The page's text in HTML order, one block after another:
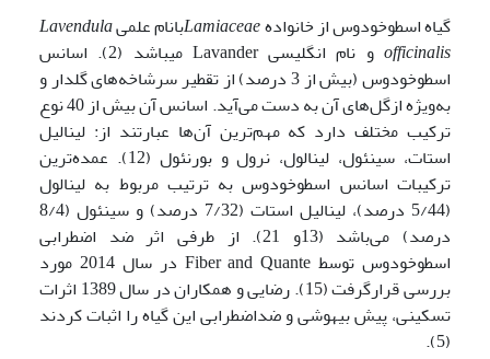
گیاه اسطوخودوس از خانوادهLamiaceaeبانام علمیLavendula
officinalis
و نام انگلیسی Lavander می­باشد (2). اسانس
اسطوخودوس (بیش از 3 درصد) از تقطیر سرشاخه‌های گلدار و
به‌ویژه ازگل‌های آن به دست می‌آید. اسانس آن بیش از 40 نوع
ترکیب مختلف دارد که مهم‌ترین آن‌ها عبارتند از: لینالیل
استات، سینئول، لینالول، نرول و بورنئول (12). عمده‌ترین
ترکیبات اسانس اسطوخودوس به ترتیب مربوط به لینالول
(5/44 درصد)، لینالیل استات (7/32 درصد) و سینئول (8/4
درصد) می‌باشد (13و 21). از طرفی اثر ضد اضطرابی
اسطوخودوس توسط Fiber and Quante در سال 2014 مورد
بررسی قرارگرفت (15). رضایی و همکاران در سال 1389 اثرات
تسکینی، پیش بیهوشی و ضداضطرابی این گیاه را اثبات کردند
(5).